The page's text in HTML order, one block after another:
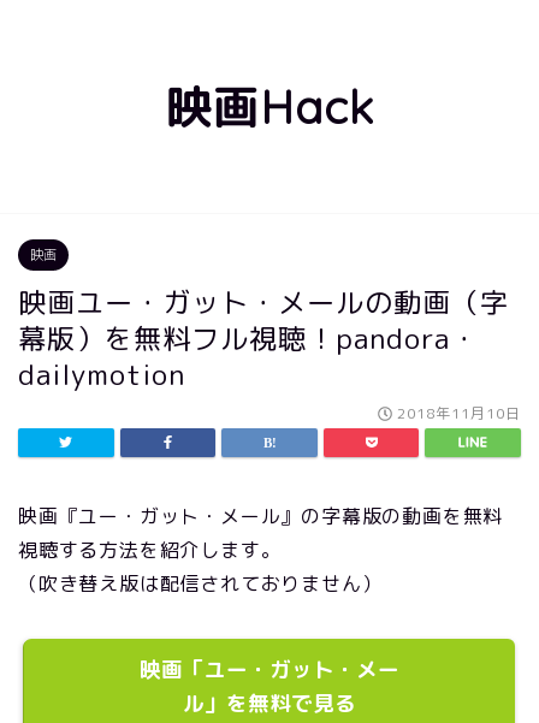
映画Hack
映画
映画ユー・ガット・メールの動画（字
幕版）を無料フル視聴！pandora・
dailymotion
2018年11月10日
映画『ユー・ガット・メール』の字幕版の動画を無料
視聴する方法を紹介します。
（吹き替え版は配信されておりません）
映画「ユー・ガット・メー
ル」を無料で見る